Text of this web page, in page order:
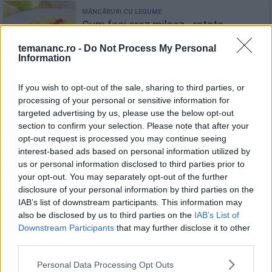
temananc.ro - Do Not Process My Personal
Information
If you wish to opt-out of the sale, sharing to third parties, or
processing of your personal or sensitive information for
targeted advertising by us, please use the below opt-out
section to confirm your selection. Please note that after your
opt-out request is processed you may continue seeing
interest-based ads based on personal information utilized by
us or personal information disclosed to third parties prior to
your opt-out. You may separately opt-out of the further
disclosure of your personal information by third parties on the
IAB’s list of downstream participants. This information may
also be disclosed by us to third parties on the IAB’s List of
Downstream Participants that may further disclose it to other
Personal Data Processing Opt Outs
Cum faci orez milaez - rețeta
originală de Risotto alla Milanese
Rețetă ușoară de risotto cu ciuperci
la slow cooker
Recomandări
1 Foi de napolitană cu glazură